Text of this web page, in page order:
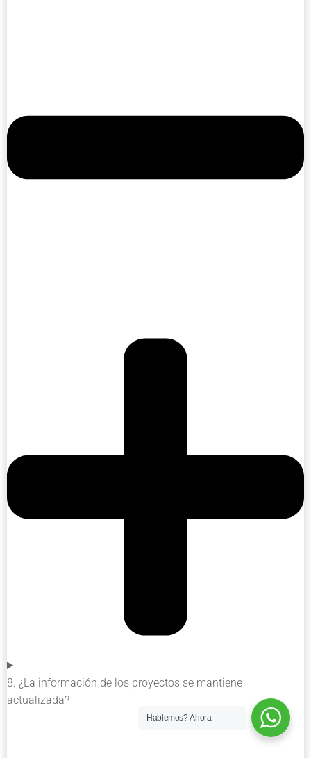
8. ¿La información de los proyectos se mantiene
actualizada?
Hablemos?Ahora